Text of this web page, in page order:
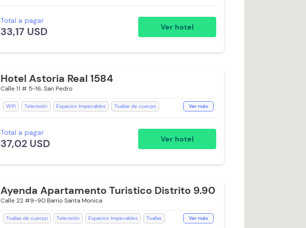
Ducha
Toallas de cuerpo
Recepción de 24 horas
Aceptan Niños
Total a pagar
33,17 USD Ver hotel
Hotel Astoria Real 1584
Calle 11 # 5-16, San Pedro
WiFi Televisión Espacios Impecables
Toallas de cuerpo
Lavandería (Cargo Extra)
Teléfono
Ventilador
Ver más
Total a pagar
37,02 USD Ver hotel
Ayenda Apartamento Turistico Distrito 9.90
Calle 22 #9-90 Barrio Santa Monica
Toallas de cuerpo Televisión Espacios Impecables
Toallas
Ver más